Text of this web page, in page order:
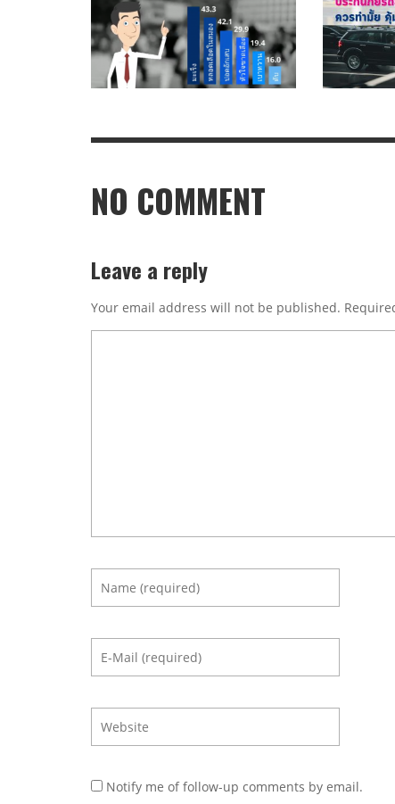
NO COMMENT
Leave a reply
Your email address will not be published.
Notify me of follow-up comments by email.